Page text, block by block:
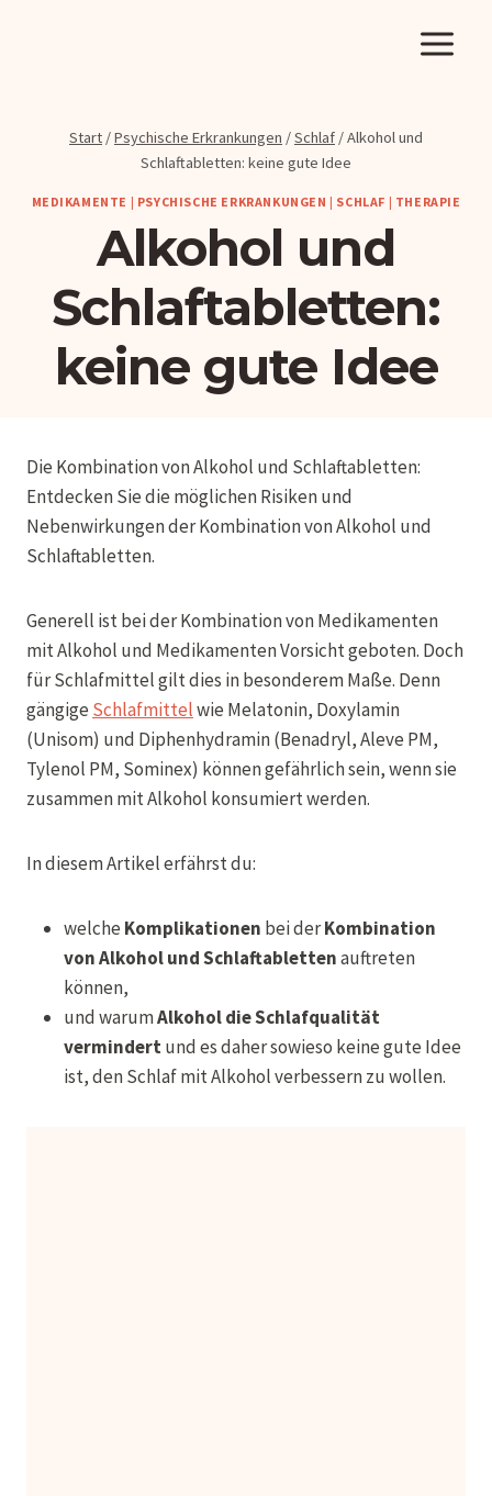
Start /Psychische Erkrankungen /Schlaf /Alkohol und
Schlaftabletten: keine gute Idee
MEDIKAMENTE | PSYCHISCHE ERKRANKUNGEN | SCHLAF | THERAPIE
Alkohol und
Schlaftabletten:
keine gute Idee
Die Kombination von Alkohol und Schlaftabletten:
Entdecken Sie die möglichen Risiken und
Nebenwirkungen der Kombination von Alkohol und
Schlaftabletten.
Generell ist bei der Kombination von Medikamenten
mit Alkohol und Medikamenten Vorsicht geboten. Doch
für Schlafmittel gilt dies in besonderem Maße. Denn
gängige Schlafmittelwie Melatonin, Doxylamin
(Unisom) und Diphenhydramin (Benadryl, Aleve PM,
Tylenol PM, Sominex) können gefährlich sein, wenn sie
zusammen mit Alkohol konsumiert werden.
In diesem Artikel erfährst du:
welche Komplikationen bei derKombination
von Alkohol und Schlaftablettenauftreten
können,
und warumAlkohol die Schlafqualität
vermindertund es daher sowieso keine gute Idee
ist, den Schlaf mit Alkohol verbessern zu wollen.